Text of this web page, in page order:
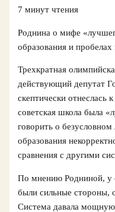
7 минут чтения
Роднина о мифе
образования и
Трехкратная
действующий депутат
скептически отнеслась
советская школа была
говорить о
образования
сравнения с другими
По мнению Родниной, у
были сильные стороны,
Система давала